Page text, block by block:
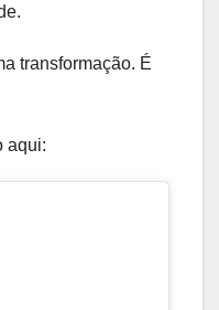
transformação. É
aqui: